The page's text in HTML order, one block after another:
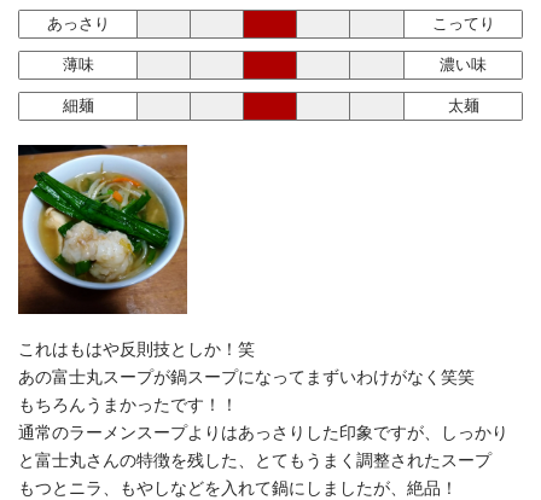
あっさり こってり
薄味 濃い味
細麺 太麺
これはもはや反則技としか！笑
あの富士丸スープが鍋スープになってまずいわけがなく笑笑
もちろんうまかったです！！
通常のラーメンスープよりはあっさりした印象ですが、しっかり
と富士丸さんの特徴を残した、とてもうまく調整されたスープ
もつとニラ、もやしなどを入れて鍋にしましたが、絶品！